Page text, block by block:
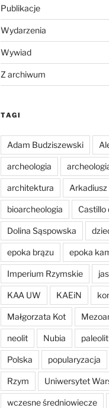
Publikacje
Wydarzenia
Wywiad
Z archiwum
TAGI
Adam Budziszewski
archeologia
architektura Arkadiusz
bioarcheologia Castillo
Dolina Sąspowska
epoka brązu epoka
Imperium Rzymskie
KAA UW KAEiN
Małgorzata Kot
neolit Nubia paleolit
Polska popularyzacja
Rzym Uniwersytet
wczesne średniowiecze